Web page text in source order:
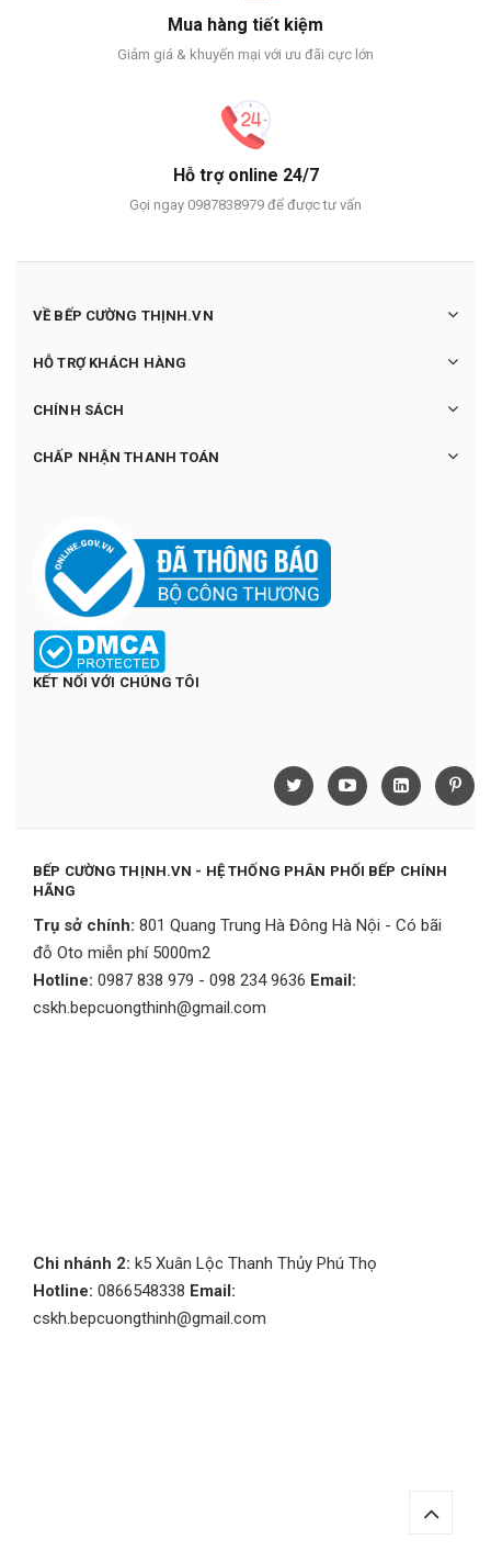
Mua hàng tiết kiệm
Giảm giá & khuyến mại với ưu đãi cực lớn
Hỗ trợ online 24/7
Gọi ngay 0987838979 để được tư vấn
VỀ BẾP CƯỜNG THỊNH.VN
HỖ TRỢ KHÁCH HÀNG
CHÍNH SÁCH
CHẤP NHẬN THANH TOÁN
KẾT NỐI VỚI CHÚNG TÔI
BẾP CƯỜNG THỊNH.VN - HỆ THỐNG PHÂN PHỐI BẾP CHÍNH
HÃNG
Trụ sở chính: 801 Quang Trung Hà Đông Hà Nội - Có bãi
đỗ Oto miễn phí 5000m2
Hotline: 0987 838 979 - 098 234 9636 Email:
cskh.bepcuongthinh@gmail.com
Chi nhánh 2: k5 Xuân Lộc Thanh Thủy Phú Thọ
Hotline: 0866548338 Email:
cskh.bepcuongthinh@gmail.com